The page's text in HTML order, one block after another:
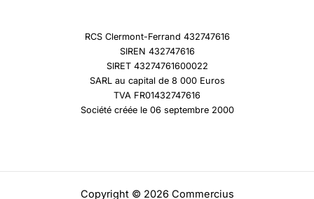
RCS Clermont-Ferrand 432747616
SIREN 432747616
SIRET 43274761600022
SARL au capital de 8 000 Euros
TVA FR01432747616
Société créée le 06 septembre 2000
Copyright © 2026 Commercius